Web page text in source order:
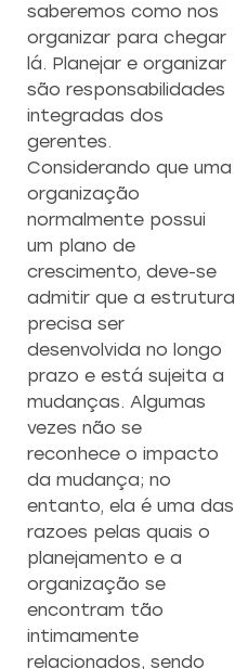
saberemos como nos
organizar para chegar
lá. Planejar e organizar
são responsabilidades
integradas dos
gerentes.
Considerando que uma
organização
normalmente possui
um plano de
crescimento, deve-se
admitir que a estrutura
precisa ser
desenvolvida no longo
prazo e está sujeita a
mudanças. Algumas
vezes não se
reconhece o impacto
da mudança; no
entanto, ela é uma das
razoes pelas quais o
planejamento e a
organização se
encontram tão
intimamente
relacionados, sendo